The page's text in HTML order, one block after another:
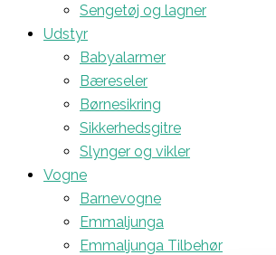
Sengetøj og lagner
Udstyr
Babyalarmer
Bæreseler
Børnesikring
Sikkerhedsgitre
Slynger og vikler
Vogne
Barnevogne
Emmaljunga
Emmaljunga Tilbehør